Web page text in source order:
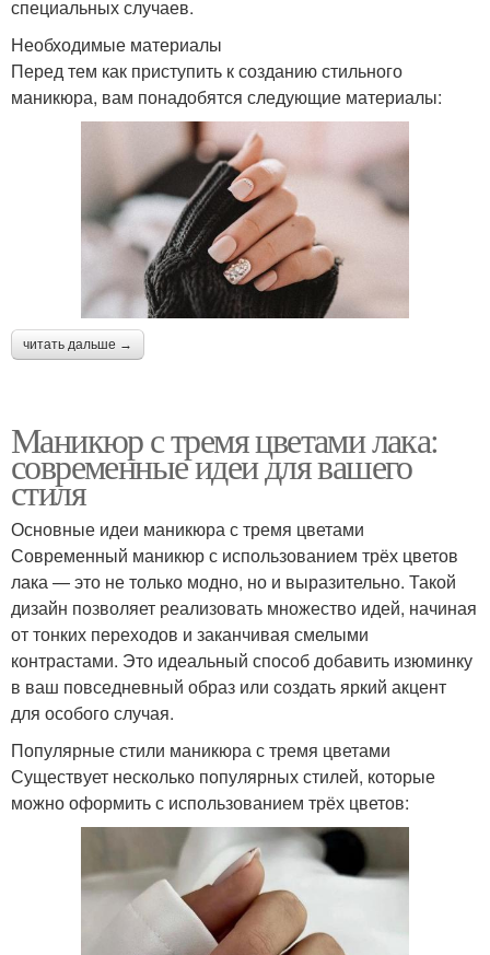
специальных случаев.
Необходимые материалы
Перед тем как приступить к созданию стильного
маникюра, вам понадобятся следующие материалы:
читать дальше →
Маникюр с тремя цветами лака:
современные идеи для вашего
стиля
Основные идеи маникюра с тремя цветами
Современный маникюр с использованием трёх цветов
лака — это не только модно, но и выразительно. Такой
дизайн позволяет реализовать множество идей, начиная
от тонких переходов и заканчивая смелыми
контрастами. Это идеальный способ добавить изюминку
в ваш повседневный образ или создать яркий акцент
для особого случая.
Популярные стили маникюра с тремя цветами
Существует несколько популярных стилей, которые
можно оформить с использованием трёх цветов: